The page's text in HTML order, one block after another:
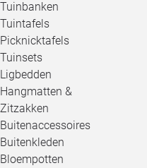
Tuinbanken
Tuintafels
Picknicktafels
Tuinsets
Ligbedden
Hangmatten &
Zitzakken
Buitenaccessoires
Buitenkleden
Bloempotten